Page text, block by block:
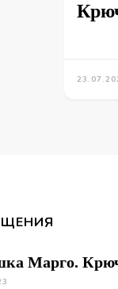
Марго.